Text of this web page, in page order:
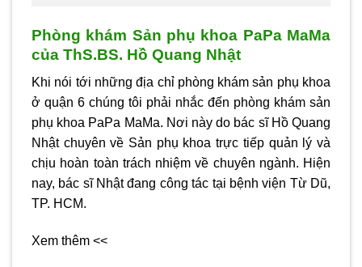
Phòng khám Sản phụ khoa PaPa MaMa
của ThS.BS. Hồ Quang Nhật
Khi nói tới những địa chỉ phòng khám sản phụ khoa
ở quận 6 chúng tôi phải nhắc đến phòng khám sản
phụ khoa PaPa MaMa. Nơi này do bác sĩ Hồ Quang
Nhật chuyên về Sản phụ khoa trực tiếp quản lý và
chịu hoàn toàn trách nhiệm về chuyên ngành. Hiện
nay, bác sĩ Nhật đang công tác tại bệnh viện Từ Dũ,
TP. HCM.
Xem thêm <<